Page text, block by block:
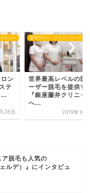
ビュー
レ
』
21日
脱毛サロン・クリニックへイン
完全都度払い制の隠
的サロン
『BeeGrace（ビー
ース）』...
2019年9
脱毛も人気の
ルデ）』にインタビュ